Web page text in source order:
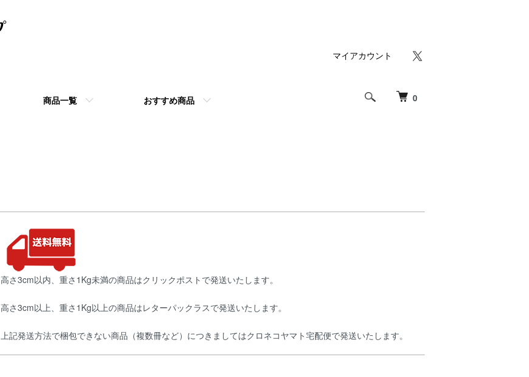
0
商品一覧 おすすめ商品
マイアカウント
高さ3cm以内、重さ1Kg未満の商品はクリックポストで発送いたします。
高さ3cm以上、重さ1Kg以上の商品はレターパックラスで発送いたします。
上記発送方法で梱包できない商品（複数冊など）につきましてはクロネコヤマト宅配便で発送いたします。